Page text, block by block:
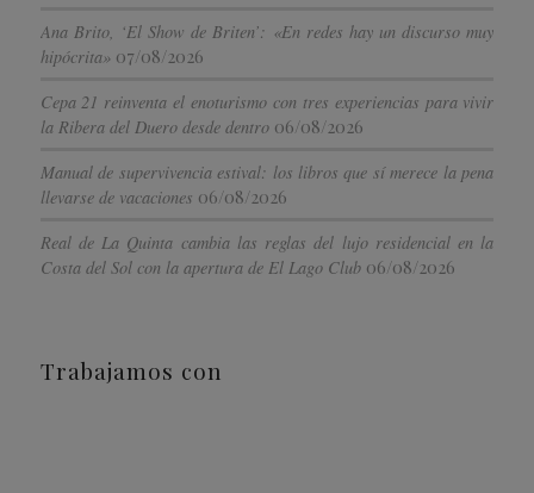
Ana Brito, ‘El Show de Briten’: «En redes hay un discurso muy
hipócrita» 07/08/2026
Cepa 21 reinventa el enoturismo con tres experiencias para vivir
la Ribera del Duero desde dentro 06/08/2026
Manual de supervivencia estival: los libros que sí merece la pena
llevarse de vacaciones 06/08/2026
Real de La Quinta cambia las reglas del lujo residencial en la
Costa del Sol con la apertura de El Lago Club 06/08/2026
Trabajamos con